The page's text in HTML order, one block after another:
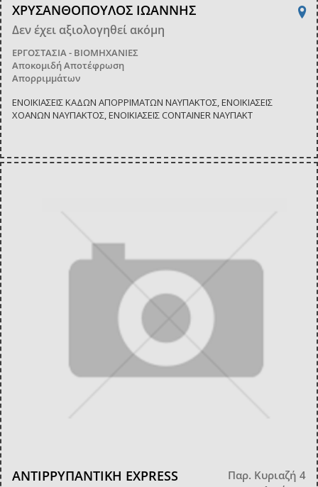
ΧΡΥΣΑΝΘΟΠΟΥΛΟΣ ΙΩΑΝΝΗΣ
Δεν έχει αξιολογηθεί ακόμη
ΕΡΓΟΣΤΑΣΙΑ - ΒΙΟΜΗΧΑΝΙΕΣ
Αποκομιδή Αποτέφρωση
Απορριμμάτων
ΕΝΟΙΚΙΑΣΕΙΣ ΚΑΔΩΝ ΑΠΟΡΡΙΜΑΤΩΝ ΝΑΥΠΑΚΤΟΣ, ΕΝΟΙΚΙΑΣΕΙΣ
ΧΟΑΝΩΝ ΝΑΥΠΑΚΤΟΣ, ΕΝΟΙΚΙΑΣΕΙΣ CONTAINER ΝΑΥΠΑΚΤ
ΑΝΤΙΡΡΥΠΑΝΤΙΚΗ EXPRESS
Παρ. Κυριαζή 4